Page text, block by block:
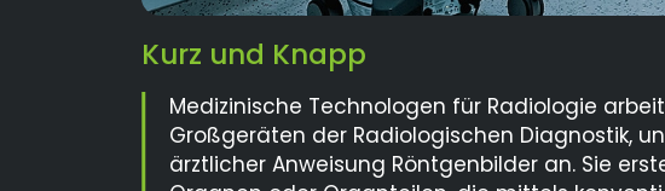
Kurz und Knapp
Medizinische Technologen für Radiologie
Großgeräten der Radiologischen Diagnostik,
ärztlicher Anweisung Röntgenbilder an. Sie